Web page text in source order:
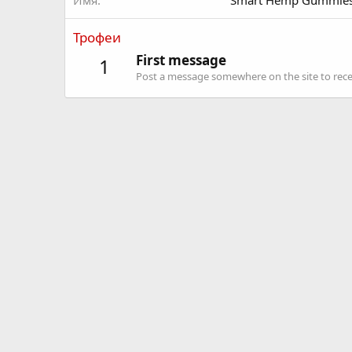
Трофеи
1 First message
Post a message somewhere on the site to